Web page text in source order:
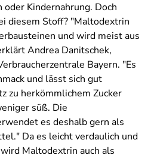
Kindernahrung. Doch
diesem Stoff? "Maltodextrin
und wird meist aus
Andrea Danitschek,
Bayern. "Es
und lässt sich gut
zu herkömmlichem Zucker
süß. Die
es deshalb gern als
Da es leicht verdaulich und
Maltodextrin auch als